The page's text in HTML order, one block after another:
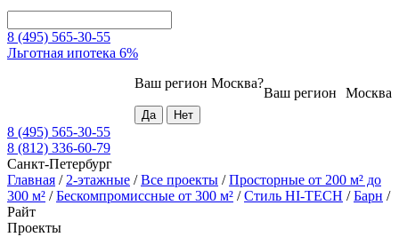
8 (495) 565-30-55
Льготная ипотека 6%
Москва
Ваш регион
Ваш регион Москва?
8 (495) 565-30-55
8 (812) 336-60-79
Санкт-Петербург
Главная / 2-этажные /Все проекты /Просторные от 200 м² до
300 м² /Бескомпромиссные от 300 м² /Стиль HI-TECH /Барн /
Райт
Проекты